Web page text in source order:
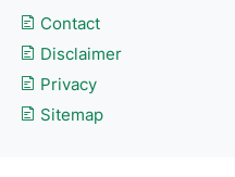
Contact
Disclaimer
Privacy
Sitemap